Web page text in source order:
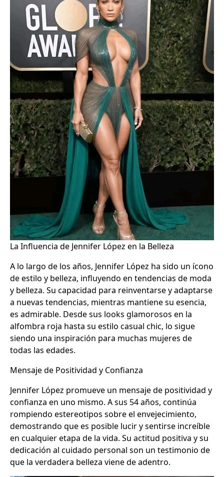
La Influencia de Jennifer López en la Belleza
A lo largo de los años, Jennifer López ha sido un ícono
de estilo y belleza, influyendo en tendencias de moda
y belleza. Su capacidad para reinventarse y adaptarse
a nuevas tendencias, mientras mantiene su esencia,
es admirable. Desde sus looks glamorosos en la
alfombra roja hasta su estilo casual chic, lo sigue
siendo una inspiración para muchas mujeres de
todas las edades.
Mensaje de Positividad y Confianza
Jennifer López promueve un mensaje de positividad y
confianza en uno mismo. A sus 54 años, continúa
rompiendo estereotipos sobre el envejecimiento,
demostrando que es posible lucir y sentirse increíble
en cualquier etapa de la vida. Su actitud positiva y su
dedicación al cuidado personal son un testimonio de
que la verdadera belleza viene de adentro.